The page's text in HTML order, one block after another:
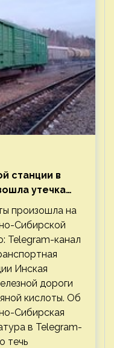
станции в
утечка
произошла на
Сибирской
Telegram-канал
Инская
дороги
кислоты. Об
Сибирская
в Telegram-
течь